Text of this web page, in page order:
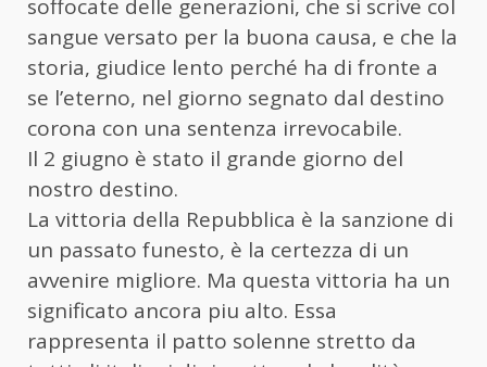
soffocate delle generazioni, che si scrive col
sangue versato per la buona causa, e che la
storia, giudice lento perché ha di fronte a
se l’eterno, nel giorno segnato dal destino
corona con una sentenza irrevocabile.
Il 2 giugno è stato il grande giorno del
nostro destino.
La vittoria della Repubblica è la sanzione di
un passato funesto, è la certezza di un
avvenire migliore. Ma questa vittoria ha un
significato ancora piu alto. Essa
rappresenta il patto solenne stretto da